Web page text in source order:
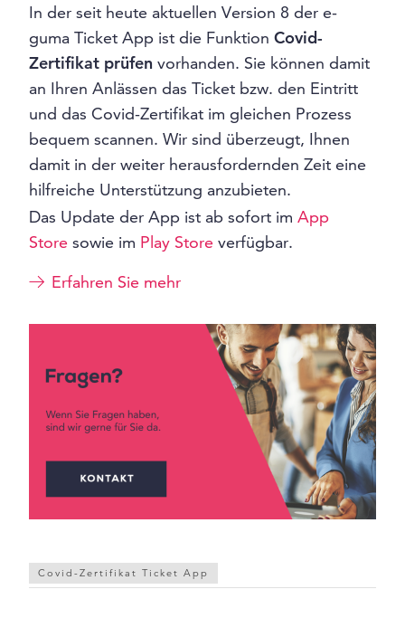
In der seit heute aktuellen Version 8 der e-
guma Ticket App ist die Funktion Covid-
Zertifikat prüfen vorhanden. Sie können damit
an Ihren Anlässen das Ticket bzw. den Eintritt
und das Covid-Zertifikat im gleichen Prozess
bequem scannen. Wir sind überzeugt, Ihnen
damit in der weiter herausfordernden Zeit eine
hilfreiche Unterstützung anzubieten.
Das Update der App ist ab sofort im App
Store sowie im Play Store verfügbar.
Erfahren Sie mehr
Covid-Zertifikat Ticket App